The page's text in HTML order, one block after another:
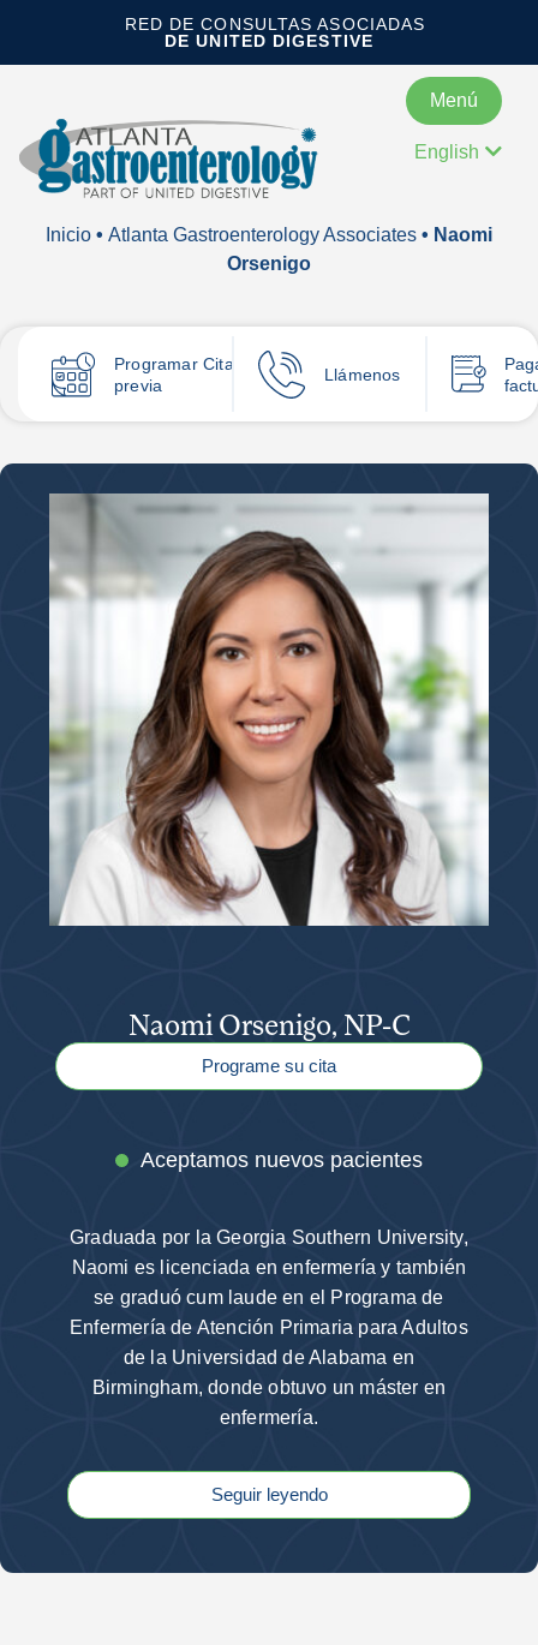
RED DE CONSULTAS ASOCIADAS
DE UNITED DIGESTIVE
Menú
English
Inicio • Atlanta Gastroenterology Associates • Naomi
Orsenigo
ProgramarCita
previa
Llámenos
Naomi Orsenigo, NP-C
Programe su cita
Aceptamos nuevos pacientes
Graduada por la Georgia Southern University,
Naomi es licenciada en enfermería y también
se graduó cum laude en el Programa de
Enfermería de Atención Primaria para Adultos
de la Universidad de Alabama en
Birmingham, donde obtuvo un máster en
enfermería.
Seguir leyendo